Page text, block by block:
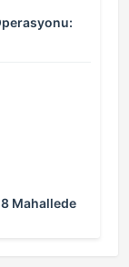
Mahallede